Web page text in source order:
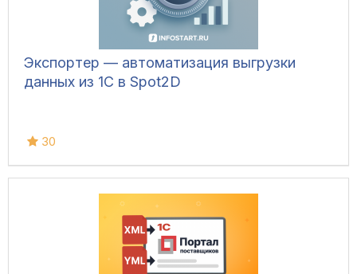
Экспортер — автоматизация выгрузки
данных из 1С в Spot2D
30